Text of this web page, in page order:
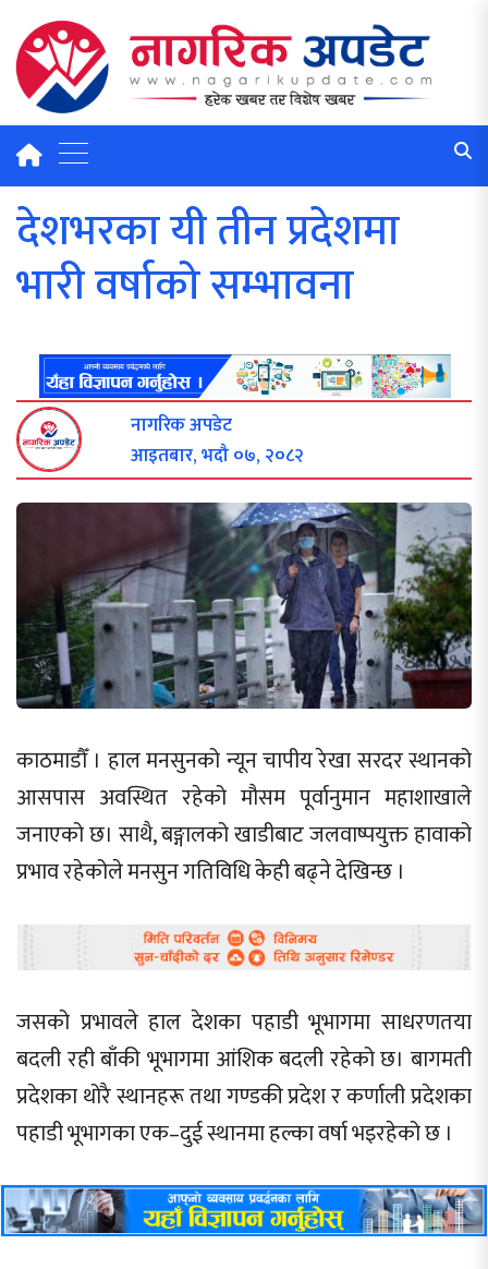
देशभरका यी तीन प्रदेशमा
भारी वर्षाको सम्भावना
नागरिक अपडेट
आइतबार, भदौ ०७, २०८२
काठमाडौँ । हाल मनसुनको न्यून चापीय रेखा सरदर स्थानको
आसपास अवस्थित रहेको मौसम पूर्वानुमान महाशाखाले
जनाएको छ। साथै, बङ्गालको खाडीबाट जलवाष्पयुक्त हावाको
प्रभाव रहेकोले मनसुन गतिविधि केही बढ्ने देखिन्छ ।
जसको प्रभावले हाल देशका पहाडी भूभागमा साधरणतया
बदली रही बाँकी भूभागमा आंशिक बदली रहेको छ। बागमती
प्रदेशका थोरै स्थानहरू तथा गण्डकी प्रदेश र कर्णाली प्रदेशका
पहाडी भूभागका एक–दुई स्थानमा हल्का वर्षा भइरहेको छ ।